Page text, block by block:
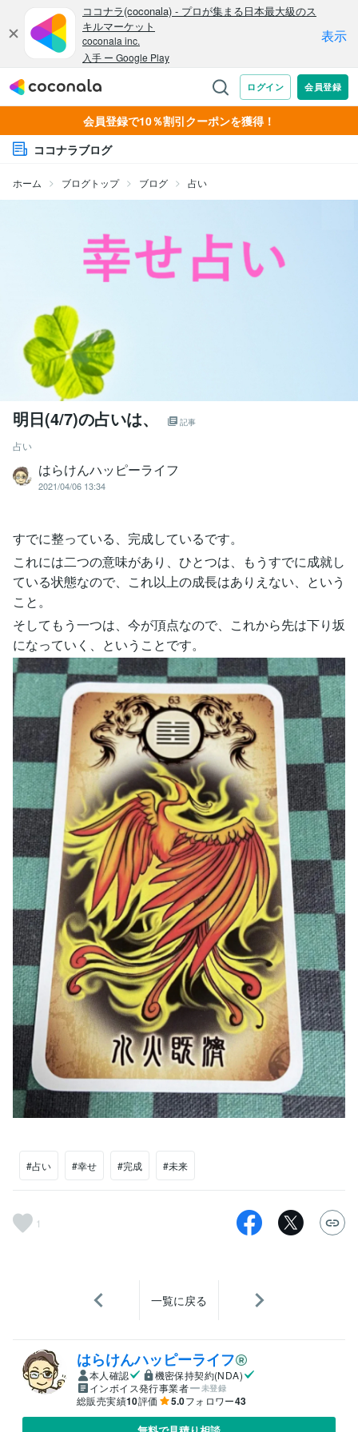
会員登録で10％割引クーポンを獲得！
ココナラブログ
ホーム ブログトップ ブログ 占い
明日(4/7)の占いは、 記事
占い
はらけんハッピーライフ
2021/04/06 13:34
すでに整っている、完成しているです。
これには二つの意味があり、ひとつは、もうすでに成就し
ている状態なので、これ以上の成長はありえない、という
こと。
そしてもう一つは、今が頂点なので、これから先は下り坂
になっていく、ということです。
#占い #幸せ #完成 #未来
1
一覧に戻る
はらけんハッピーライフ
本人確認
機密保持契約(NDA)
インボイス発行事業者
未登録
総販売実績10評価 5.0フォロワー43